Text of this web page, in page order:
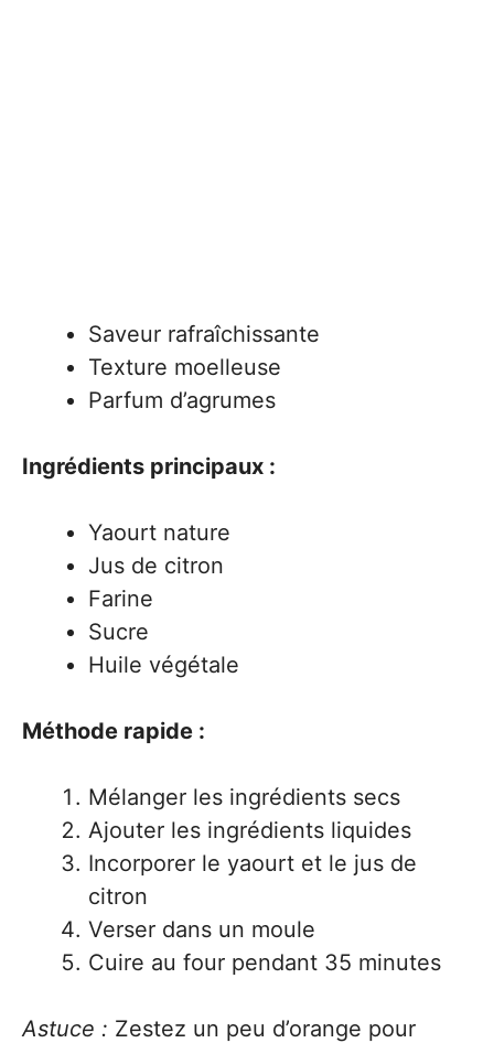
Saveur rafraîchissante
Texture moelleuse
Parfum d’agrumes
Ingrédients principaux :
Yaourt nature
Jus de citron
Farine
Sucre
Huile végétale
Méthode rapide :
Mélanger les ingrédients secs
Ajouter les ingrédients liquides
Incorporer le yaourt et le jus de
citron
Verser dans un moule
Cuire au four pendant 35 minutes
Astuce : Zestez un peu d’orange pour